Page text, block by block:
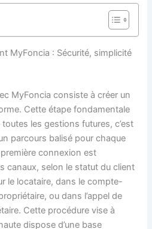
MyFoncia : Sécurité, simplicité
MyFoncia consiste à créer un
Cette étape fondamentale
les gestions futures, c’est
parcours balisé pour chaque
connexion est
canaux, selon le statut du client
le locataire, dans le compte-
ou dans l’appel de
Cette procédure vise à
dispose d’une base